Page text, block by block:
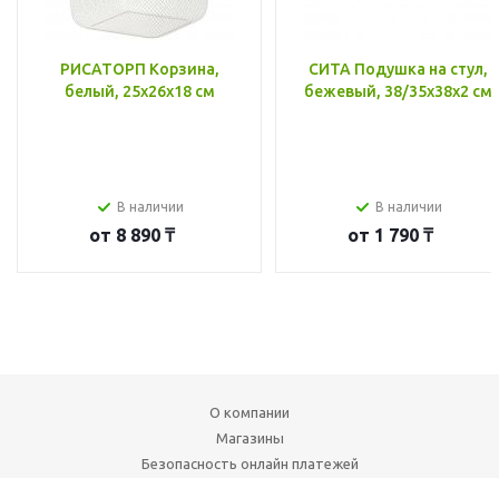
РИСАТОРП Корзина,
белый, 25x26x18 см
В наличии
от 8 890 ₸
СИТА Подушка на стул,
бежевый, 38/35x38x2 см
В наличии
от 1 790 ₸
О компании
Магазины
Безопасность онлайн платежей